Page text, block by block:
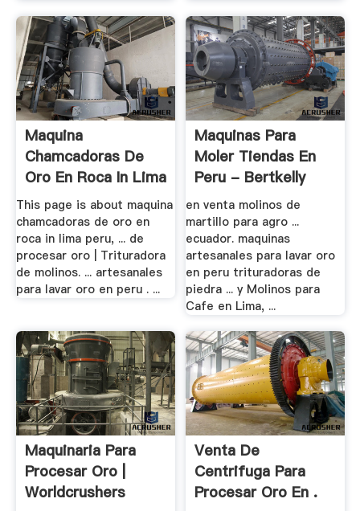
Maquina
Chamcadoras De
Oro En Roca In Lima
Peru
This page is about maquina
chamcadoras de oro en
roca in lima peru, ... de
procesar oro | Trituradora
de molinos. ... artesanales
para lavar oro en peru . ...
Maquinas Para
Moler Tiendas En
Peru - Bertkelly
en venta molinos de
martillo para agro ...
ecuador. maquinas
artesanales para lavar oro
en peru trituradoras de
piedra ... y Molinos para
Cafe en Lima, ...
Maquinaria Para
Procesar Oro |
Worldcrushers
Venta De
Centrifuga Para
Procesar Oro En .